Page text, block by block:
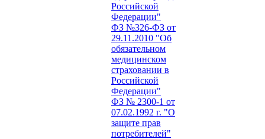
Российской
Федерации"
ФЗ №326-ФЗ от
29.11.2010 "Об
обязательном
медицинском
страховании в
Российской
Федерации"
ФЗ № 2300-1 от
07.02.1992 г. "О
защите прав
потребителей"